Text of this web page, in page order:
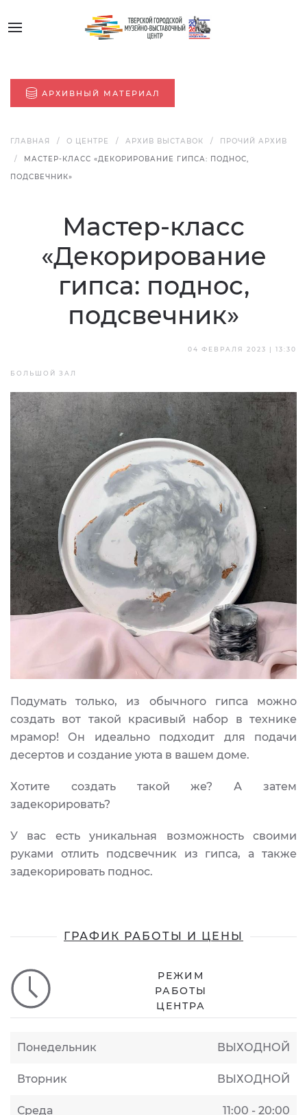
АРХИВНЫЙ МАТЕРИАЛ
ГЛАВНАЯ О ЦЕНТРЕ АРХИВ ВЫСТАВОК
ПРОЧИЙ АРХИВ
МАСТЕР-КЛАСС «ДЕКОРИРОВАНИЕ ГИПСА: ПОДНОС,
ПОДСВЕЧНИК»
Мастер-класс
«Декорирование
гипса: поднос,
подсвечник»
04 ФЕВРАЛЯ 2023 | 13:30
БОЛЬШОЙ ЗАЛ
Подумать только, из обычного гипса можно
создать вот такой красивый набор в технике
мрамор! Он идеально подходит для подачи
десертов и создание уюта в вашем доме.
Хотите создать такой же? А затем
задекорировать?
У вас есть уникальная возможность своими
руками отлить подсвечник из гипса, а также
задекорировать поднос.
ГРАФИК РАБОТЫ И ЦЕНЫ
РЕЖИМ
РАБОТЫ
ЦЕНТРА
Понедельник ВЫХОДНОЙ
Вторник ВЫХОДНОЙ
Среда 11:00 - 20:00